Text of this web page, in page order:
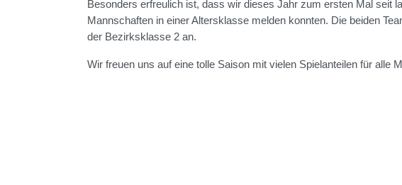
Besonders erfreulich ist, dass wir dieses Jahr zum ersten Mal seit
Mannschaften in einer Altersklasse melden konnten. Die beiden
der Bezirksklasse 2 an.
Wir freuen uns auf eine tolle Saison mit vielen Spielanteilen für alle